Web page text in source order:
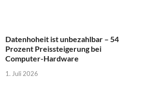
Datenhoheit ist unbezahlbar – 54
Prozent Preissteigerung bei
Computer-Hardware
1. Juli 2026